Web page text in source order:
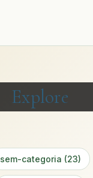
Explore
sem-categoria (23)